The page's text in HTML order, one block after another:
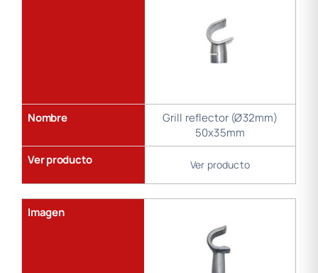
Nombre
Grill reflector (Ø32mm)
50x35mm
Ver producto
Ver producto
Imagen